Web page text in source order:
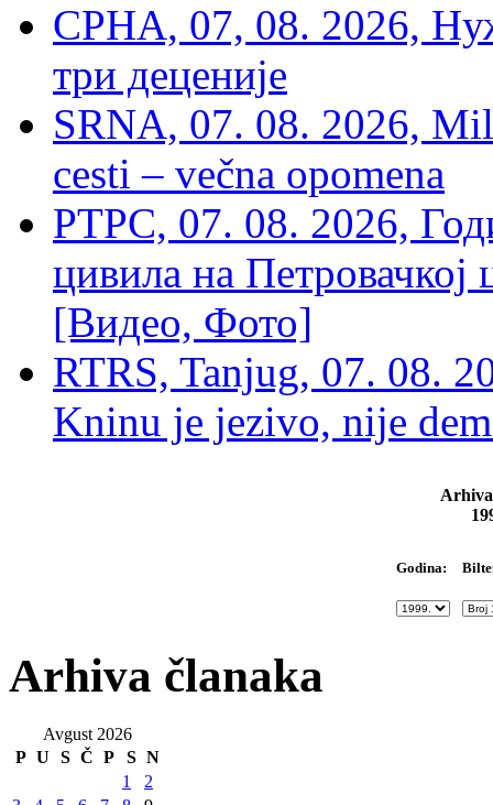
СРНА, 07, 08. 2026,
три деценије
SRNA, 07. 08. 2026,
cesti – večna opomena
РТРС, 07. 08. 2026,
цивила на Петровачкој
[Видео, Фото]
RTRS, Tanjug, 07. 08.
Kninu je jezivo, nije
Godina:
Arhiva članaka
Avgust 2026
P U S Č P S N
1
2